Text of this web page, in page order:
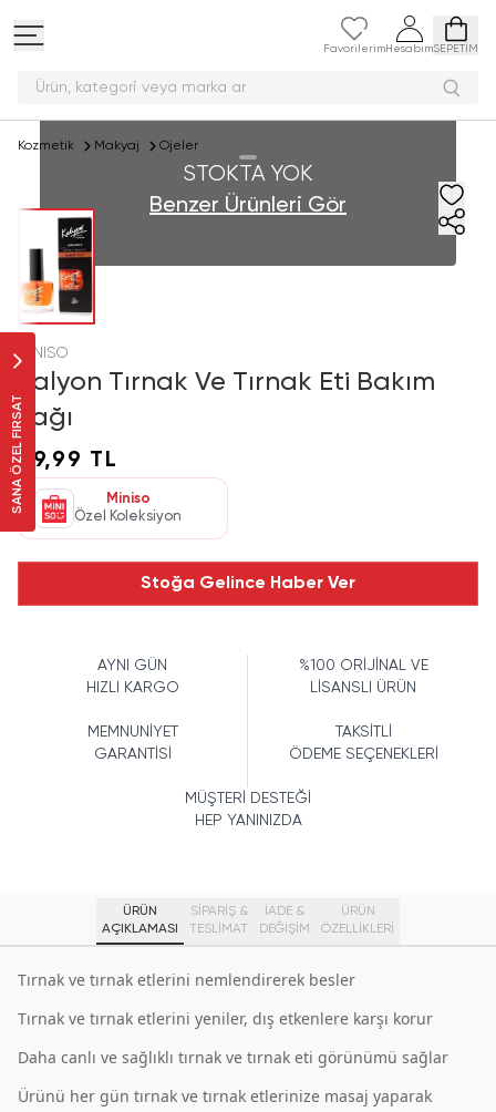
Favorilerim HesabımSEPETİM
Ürün, kategori veya mark
SANA ÖZEL FIRSAT
Kozmetik Makyaj Ojeler
STOKTA YOK
Benzer Ürünleri Gör
MINISO
Kalyon Tırnak Ve Tırnak Eti Bakım
Yağı
69,99 TL
Miniso
Özel Koleksiyon
Stoğa Gelince Haber Ver
AYNI GÜN
HIZLI KARGO
%100 ORİJİNAL VE
LİSANSLI ÜRÜN
MEMNUNİYET
GARANTİSİ
TAKSİTLİ
ÖDEME SEÇENEKLERİ
MÜŞTERİ DESTEĞİ
HEP YANINIZDA
ÜRÜN
AÇIKLAMASI
SİPARİŞ &
TESLİMAT
İADE &
DEĞİŞİM
ÜRÜN
ÖZELLIKLERI
Tırnak ve tırnak etlerini nemlendirerek besler
Tırnak ve tırnak etlerini yeniler, dış etkenlere karşı korur
Daha canlı ve sağlıklı tırnak ve tırnak eti görünümü sağlar
Ürünü her gün tırnak ve tırnak etlerinize masaj yaparak